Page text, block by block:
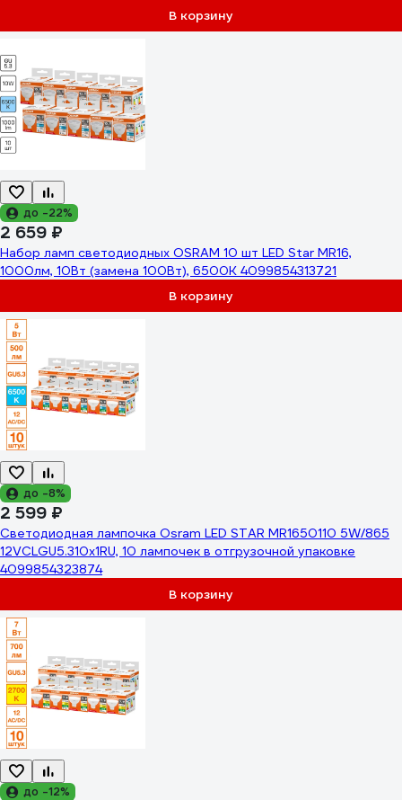
В корзину
до -22%
2 659 ₽
Набор ламп светодиодных OSRAM 10 шт LED Star MR16,
1000лм, 10Вт (замена 100Вт), 6500К 4099854313721
В корзину
до -8%
2 599 ₽
Светодиодная лампочка Osram LED STAR MR1650110 5W/865
12VCLGU5.310x1RU, 10 лампочек в отгрузочной упаковке
4099854323874
В корзину
до -12%